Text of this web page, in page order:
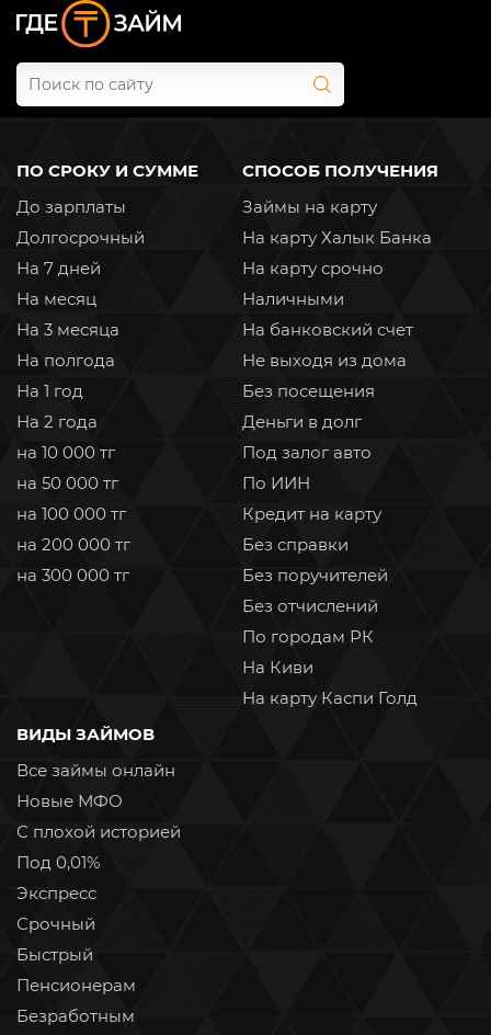
ПО СРОКУ И СУММЕ
До зарплаты
Долгосрочный
На 7 дней
На месяц
На 3 месяца
На полгода
На 1 год
На 2 года
на 10 000 тг
на 50 000 тг
на 100 000 тг
на 200 000 тг
на 300 000 тг
СПОСОБ ПОЛУЧЕНИЯ
Займы на карту
На карту Халык Банка
На карту срочно
Наличными
На банковский счет
Не выходя из дома
Без посещения
Деньги в долг
Под залог авто
По ИИН
Кредит на карту
Без справки
Без поручителей
Без отчислений
По городам РК
На Киви
На карту Каспи Голд
ВИДЫ ЗАЙМОВ
Все займы онлайн
Новые МФО
С плохой историей
Под 0,01%
Экспресс
Срочный
Быстрый
Пенсионерам
Безработным